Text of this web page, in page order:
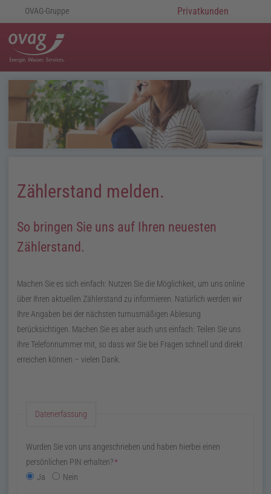
OVAG-Gruppe Privatkunden
Zählerstand melden.
So bringen Sie uns auf Ihren neuesten
Zählerstand.
Machen Sie es sich einfach: Nutzen Sie die Möglichkeit, um uns online
über Ihren aktuellen Zählerstand zu informieren. Natürlich werden wir
Ihre Angaben bei der nächsten turnusmäßigen Ablesung
berücksichtigen. Machen Sie es aber auch uns einfach: Teilen Sie uns
Ihre Telefonnummer mit, so dass wir Sie bei Fragen schnell und direkt
erreichen können – vielen Dank.
Datenerfassung
Wurden Sie von uns angeschrieben und haben hierbei einen
persönlichen PIN erhalten?*
Ja
Nein